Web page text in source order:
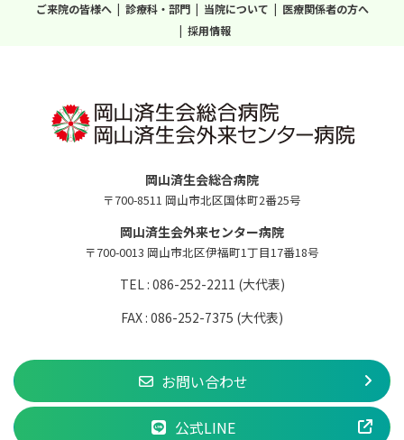
ご来院の皆様へ 診療科・部門 当院について
医療関係者の方へ
採用情報
岡山済生会総合病院
〒700-8511 岡山市北区国体町2番25号
岡山済生会外来センター病院
〒700-0013 岡山市北区伊福町1丁目17番18号
TEL : 086-252-2211 (大代表)
FAX : 086-252-7375 (大代表)
お問い合わせ
公式LINE